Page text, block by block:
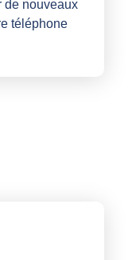
de nouveaux
téléphone